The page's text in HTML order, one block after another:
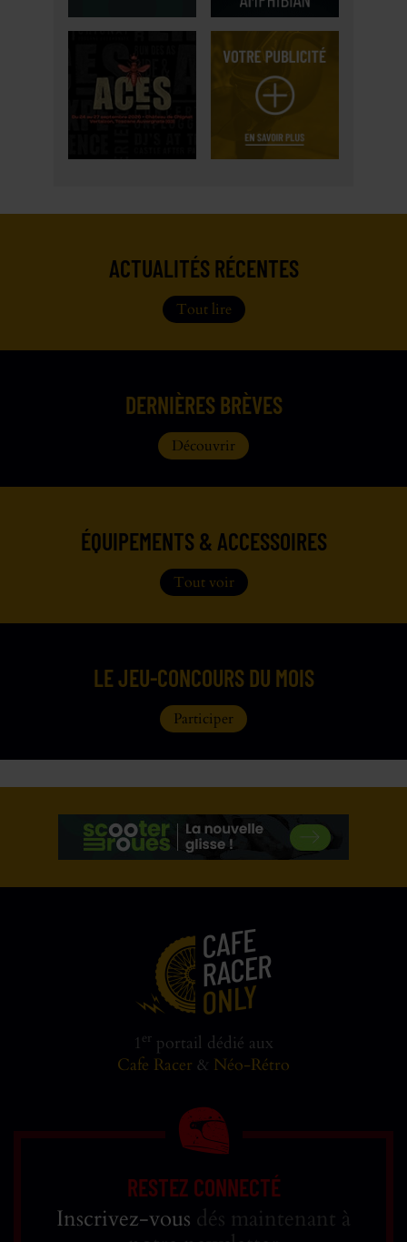
ACTUALITÉS RÉCENTES
Tout lire
DERNIÈRES BRÈVES
Découvrir
ÉQUIPEMENTS & ACCESSOIRES
Tout voir
LE JEU-CONCOURS DU MOIS
Participer
1 er portail dédié aux
Cafe Racer & Néo-Rétro
RESTEZ CONNECTÉ
Inscrivez-vous dés maintenant à